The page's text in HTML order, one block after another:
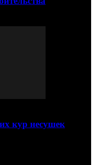
кур несушек